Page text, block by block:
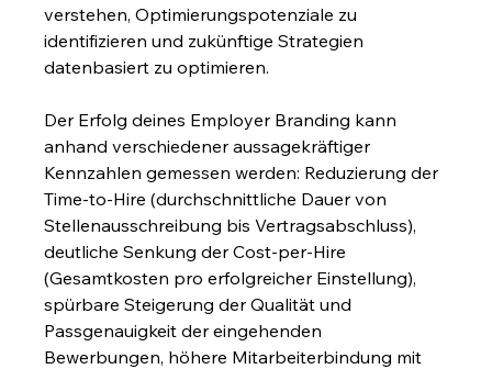
verstehen, Optimierungspotenziale zu
identifizieren und zukünftige Strategien
datenbasiert zu optimieren.
Der Erfolg deines Employer Branding kann
anhand verschiedener aussagekräftiger
Kennzahlen gemessen werden: Reduzierung der
Time-to-Hire (durchschnittliche Dauer von
Stellenausschreibung bis Vertragsabschluss),
deutliche Senkung der Cost-per-Hire
(Gesamtkosten pro erfolgreicher Einstellung),
spürbare Steigerung der Qualität und
Passgenauigkeit der eingehenden
Bewerbungen, höhere Mitarbeiterbindung mit